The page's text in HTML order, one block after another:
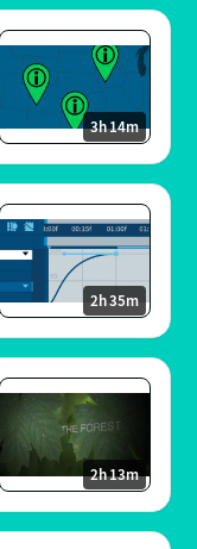
3h 14m
2h 35m
2h 13m